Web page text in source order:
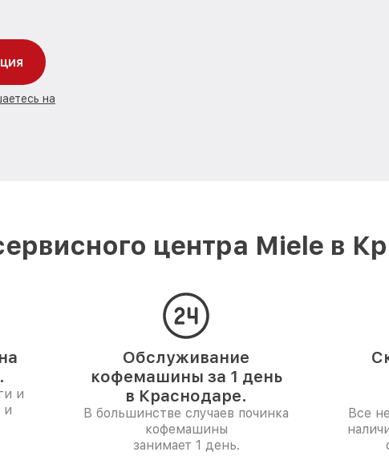
на
центра Miele в
и
и
Обслуживание
кофемашины за 1 день
в Краснодаре.
В большинстве случаев починка
кофемашины
занимает 1 день.
Все